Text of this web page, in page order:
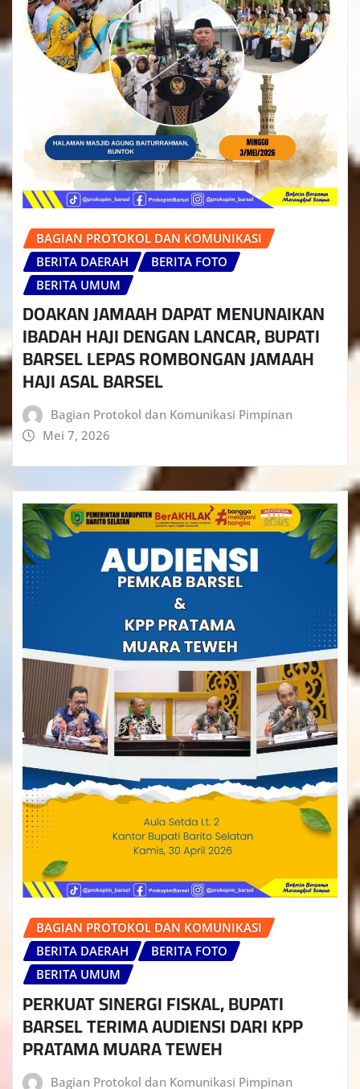
BAGIAN PROTOKOL DAN KOMUNIKASI
BERITA DAERAH
BERITA FOTO
BERITA UMUM
DOAKAN JAMAAH DAPAT MENUNAIKAN
IBADAH HAJI DENGAN LANCAR, BUPATI
BARSEL LEPAS ROMBONGAN JAMAAH
HAJI ASAL BARSEL
Bagian Protokol dan Komunikasi Pimpinan
Mei 7, 2026
BAGIAN PROTOKOL DAN KOMUNIKASI
BERITA DAERAH
BERITA FOTO
BERITA UMUM
PERKUAT SINERGI FISKAL, BUPATI
BARSEL TERIMA AUDIENSI DARI KPP
PRATAMA MUARA TEWEH
Bagian Protokol dan Komunikasi Pimpinan